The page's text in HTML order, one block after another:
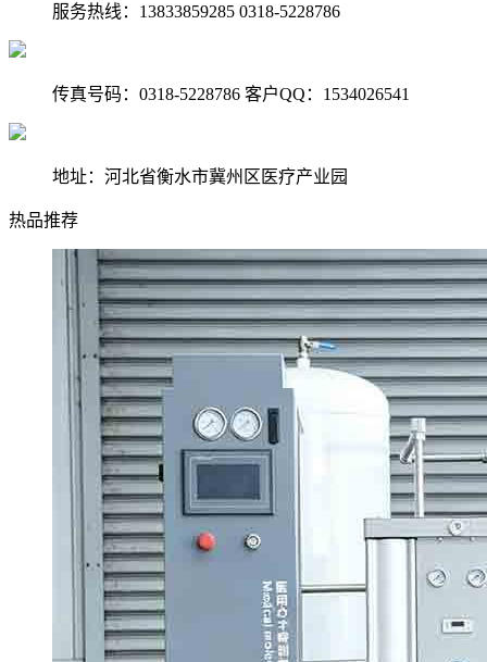
服务热线：13833859285 0318-5228786
传真号码：0318-5228786 客户QQ：1534026541
地址：河北省衡水市冀州区医疗产业园
热品推荐